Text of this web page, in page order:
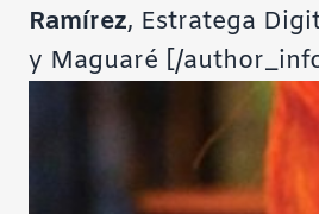
Ramírez, Estratega
y Maguaré [/